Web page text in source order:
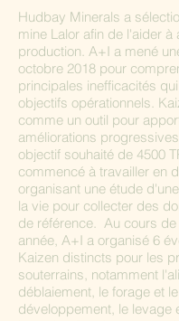
Hudbay Minerals a
mine Lalor afin de l'aider à
production. A+I a mené
octobre 2018 pour
principales inefficacités
objectifs opérationnels.
comme un outil pour
améliorations
objectif souhaité de 4500
commencé à travailler en
organisant une étude
la vie pour collecter des
de référence. Au cours
année, A+I a organisé 6
Kaizen distincts pour les
souterrains, notamment
déblaiement, le forage et
développement, le levage